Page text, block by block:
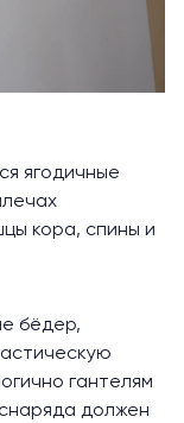
ягодичные
кора, спины и
бёдер,
гантелям
должен